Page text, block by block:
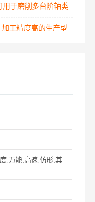
用于磨削多台阶轴类
工精度高的生产型
,万能,高速,仿形,其